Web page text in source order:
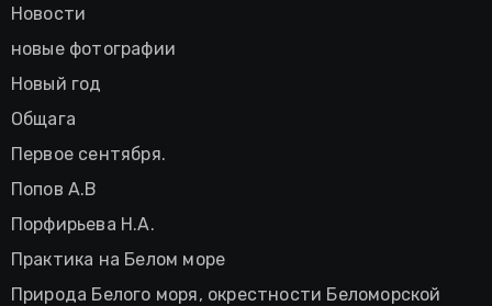
Новости
новые фотографии
Новый год
Общага
Первое сентября.
Попов А.В
Порфирьева Н.А.
Практика на Белом море
Природа Белого моря, окрестности Беломорской